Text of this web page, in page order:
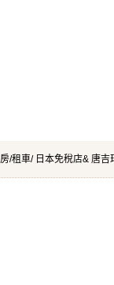
/租車/ 日本免稅店& 唐吉